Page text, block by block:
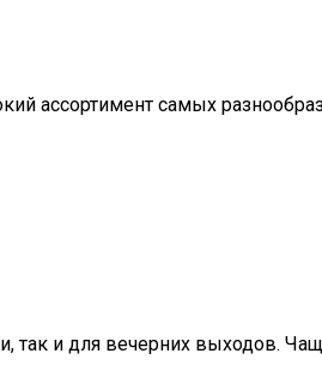
ассортимент самых
так и для вечерних выходов.